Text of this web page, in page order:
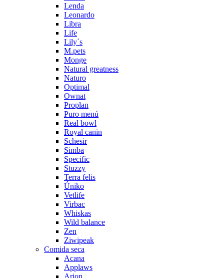
Lenda
Leonardo
Libra
Life
Lily´s
M.pets
Monge
Natural greatness
Naturo
Optimal
Ownat
Proplan
Puro menú
Real bowl
Royal canin
Schesir
Simba
Specific
Stuzzy
Terra felis
Úniko
Vetlife
Virbac
Whiskas
Wild balance
Zen
Ziwipeak
Comida seca
Acana
Applaws
Arion